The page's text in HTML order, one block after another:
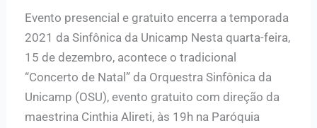
Evento presencial e gratuito encerra a temporada
2021 da Sinfônica da Unicamp Nesta quarta-feira,
15 de dezembro, acontece o tradicional
“Concerto de Natal” da Orquestra Sinfônica da
Unicamp (OSU), evento gratuito com direção da
maestrina Cinthia Alireti, às 19h na Paróquia